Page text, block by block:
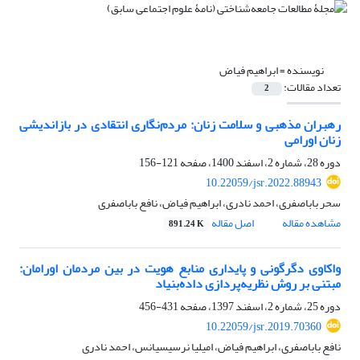
نویسنده =ابراهیم فیاض
تعداد مقالات: 2
رهبران مذهبی و سلامت زنان: مردم‌نگاری انتقادی در بازاندیشی
زنان اورامی
دوره 28، شماره 2، اسفند 1400، صفحه
121-156
10.22059/jsr.2022.88943
سحر باباصفری، احمد نادری، ابراهیم فیاض، نافع باباصفری
مشاهده مقاله
اصل مقاله 891.24 K
واکاوی دگرگونی و پایداری منابع هویت در بین مردمان اورامان:
مبتنی بر روش نظریه‌پردازی داده‌بنیاد
دوره 25، شماره 2، اسفند 1397، صفحه
431-456
10.22059/jsr.2019.70360
نافع باباصفری، ابراهیم فیاض، امیلیا نرسیسیانس، احمد نادری